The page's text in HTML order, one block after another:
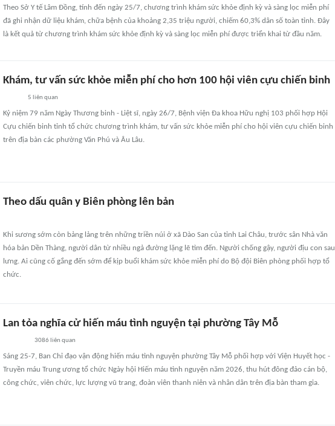
Theo Sở Y tế Lâm Đồng, tính đến ngày 25/7, chương trình khám sức khỏe định kỳ và sàng lọc miễn phí
đã ghi nhận dữ liệu khám, chữa bệnh của khoảng 2,35 triệu người, chiếm 60,3% dân số toàn tỉnh. Đây
là kết quả từ chương trình khám sức khỏe định kỳ và sàng lọc miễn phí được triển khai từ đầu năm.
Khám, tư vấn sức khỏe miễn phí cho hơn 100 hội viên cựu chiến binh
5 liên quan
Kỷ niệm 79 năm Ngày Thương binh - Liệt sĩ, ngày 26/7, Bệnh viện Đa khoa Hữu nghị 103 phối hợp Hội
Cựu chiến binh tỉnh tổ chức chương trình khám, tư vấn sức khỏe miễn phí cho hội viên cựu chiến binh
trên địa bàn các phường Văn Phú và Âu Lâu.
Theo dấu quân y Biên phòng lên bản
Khi sương sớm còn bảng lảng trên những triền núi ở xã Dào San của tỉnh Lai Châu, trước sân Nhà văn
hóa bản Dền Thàng, người dân từ nhiều ngả đường lặng lẽ tìm đến. Người chống gậy, người địu con sau
lưng. Ai cũng cố gắng đến sớm để kịp buổi khám sức khỏe miễn phí do Bộ đội Biên phòng phối hợp tổ
chức.
Lan tỏa nghĩa cử hiến máu tình nguyện tại phường Tây Mỗ
3086 liên quan
Sáng 25-7, Ban Chỉ đạo vận động hiến máu tình nguyện phường Tây Mỗ phối hợp với Viện Huyết học -
Truyền máu Trung ương tổ chức Ngày hội Hiến máu tình nguyện năm 2026, thu hút đông đảo cán bộ,
công chức, viên chức, lực lượng vũ trang, đoàn viên thanh niên và nhân dân trên địa bàn tham gia.